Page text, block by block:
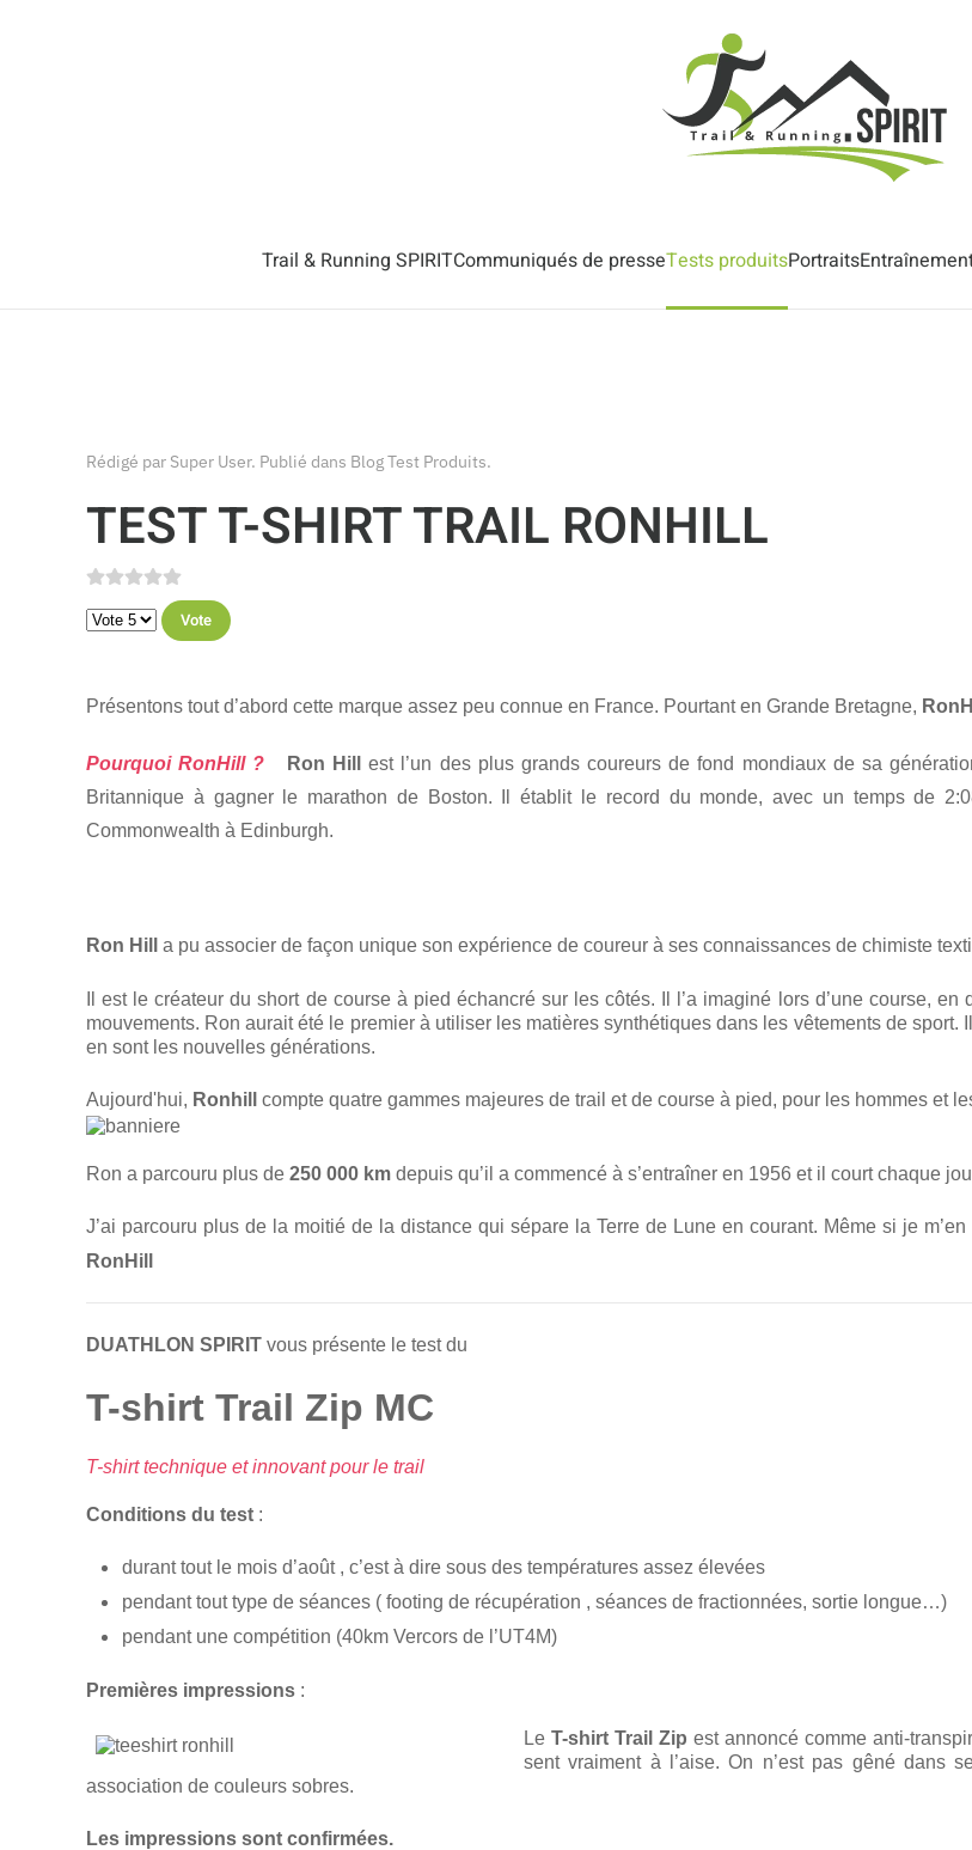
Trail & Running SPIRITCommuniqués de presseTests produitsPortraits
Rédigé par Super User. Publié dans Blog Test Produits.
TEST T-SHIRT TRAIL RONHILL
Veuillez voter
Présentons tout d’abord cette marque assez peu connue en France. Pourtant en Grande Bretagne,
Pourquoi RonHill ? Ron Hill
est l’un des plus grands coureurs de fond mondiaux de sa
Britannique à gagner le marathon de Boston. Il établit le record du monde, avec un temps de
Commonwealth à Edinburgh.
Ron Hill a pu associer de façon unique son expérience de coureur à ses connaissances de chimiste
Il est le créateur du short de course à pied échancré sur les côtés. Il l’a imaginé lors d’une course,
mouvements. Ron aurait été le premier à utiliser les matières synthétiques dans les vêtements de sport.
en sont les nouvelles générations.
Aujourd'hui, Ronhill compte quatre gammes majeures de trail et de course à pied, pour les hommes et
Ron a parcouru plus de 250 000 km depuis qu’il a commencé à s’entraîner en 1956 et il court chaque
J’ai parcouru plus de la moitié de la distance qui sépare la Terre de Lune en courant. Même si je
RonHill
DUATHLON SPIRIT vous présente le test du
T-shirt Trail Zip MC
T-shirt technique et innovant pour le trail
Conditions du test :
durant tout le mois d’août , c’est à dire sous des températures assez élevées
pendant tout type de séances ( footing de récupération , séances de fractionnées, sortie longue…)
pendant une compétition (40km Vercors de l’UT4M)
Premières impressions :
LeT-shirt Trail Zip est annoncé comme anti-
sent vraiment à l’aise. On n’est pas gêné dans
association de couleurs sobres.
Les impressions sont confirmées.